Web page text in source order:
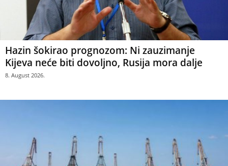
Hazin šokirao prognozom: Ni zauzimanje
Kijeva neće biti dovoljno, Rusija mora dalje
8. August 2026.